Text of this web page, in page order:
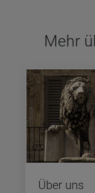
Mehr
Über uns